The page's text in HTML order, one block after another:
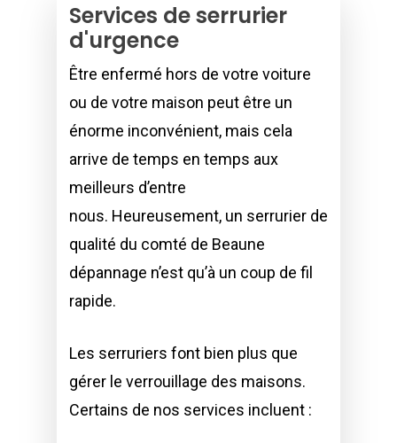
Services de serrurier
d'urgence
Être enfermé hors de votre voiture
ou de votre maison peut être un
énorme inconvénient, mais cela
arrive de temps en temps aux
meilleurs d’entre
nous. Heureusement, un serrurier de
qualité du comté de Beaune
dépannage n’est qu’à un coup de fil
rapide.
Les serruriers font bien plus que
gérer le verrouillage des maisons.
Certains de nos services incluent :